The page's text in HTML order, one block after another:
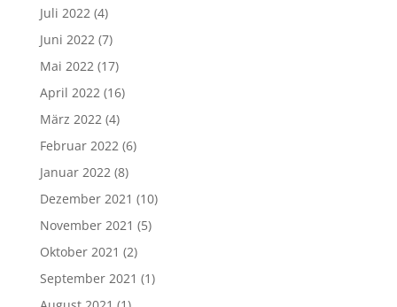
Juli 2022 (4)
Juni 2022 (7)
Mai 2022 (17)
April 2022 (16)
März 2022 (4)
Februar 2022 (6)
Januar 2022 (8)
Dezember 2021 (10)
November 2021 (5)
Oktober 2021 (2)
September 2021 (1)